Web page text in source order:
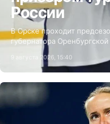
России
В Орске проходит
губернатора
приняли участие
петропавловский
9 августа 2026, 15:40